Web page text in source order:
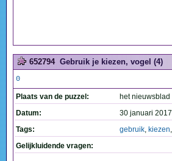
652794 Gebruik je kiezen, vogel (4)
0
Plaats van de puzzel:
het nieuwsblad
Datum:
30 januari
Tags:
gebruik, kiezen
Gelijkluidende vragen: